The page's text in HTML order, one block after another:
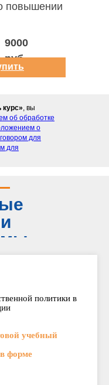
повышении
9000
руб.
курс», вы
об обработке
о
для
для
политики в
учебный
в форме